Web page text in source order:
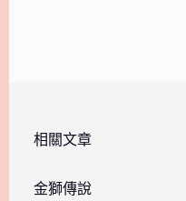
相關文章
金獅傳說